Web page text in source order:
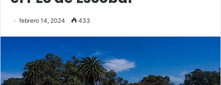
febrero 14, 2024 433